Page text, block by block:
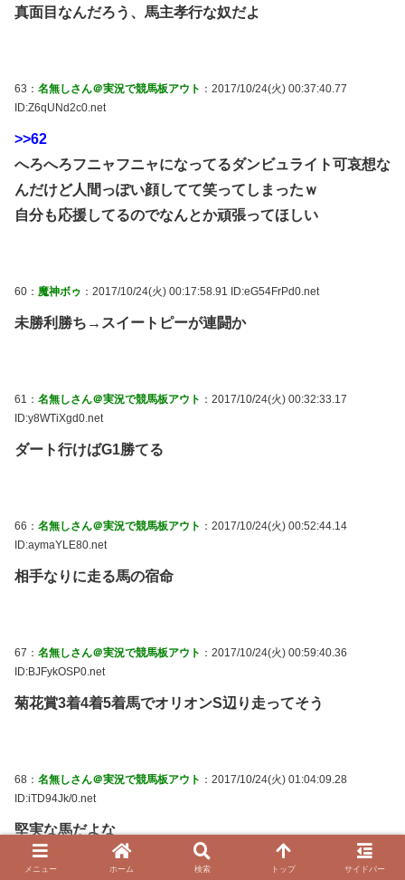
真面目なんだろう、馬主孝行な奴だよ
63： 名無しさん＠実況で競馬板アウト ：2017/10/24(火) 00:37:40.77
ID:Z6qUNd2c0.net
>>62
へろへろフニャフニャになってるダンビュライト可哀想な
んだけど人間っぽい顔してて笑ってしまったｗ
自分も応援してるのでなんとか頑張ってほしい
60： 魔神ボゥ ：2017/10/24(火) 00:17:58.91 ID:eG54FrPd0.net
未勝利勝ち→スイートピーが連闘か
61： 名無しさん＠実況で競馬板アウト ：2017/10/24(火) 00:32:33.17
ID:y8WTiXgd0.net
ダート行けばG1勝てる
66： 名無しさん＠実況で競馬板アウト ：2017/10/24(火) 00:52:44.14
ID:aymaYLE80.net
相手なりに走る馬の宿命
67： 名無しさん＠実況で競馬板アウト ：2017/10/24(火) 00:59:40.36
ID:BJFykOSP0.net
菊花賞3着4着5着馬でオリオンS辺り走ってそう
68： 名無しさん＠実況で競馬板アウト ：2017/10/24(火) 01:04:09.28
ID:iTD94Jk/0.net
堅実な馬だよな
朝日杯の大凡走はいったい何だったんだ
メニュー ホーム 検索 トップ サイドバー